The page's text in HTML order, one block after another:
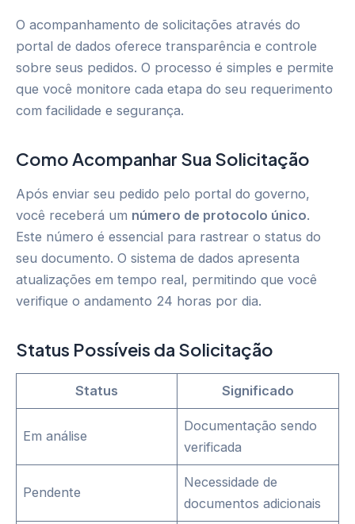
O acompanhamento de solicitações através do
portal de dados oferece transparência e controle
sobre seus pedidos. O processo é simples e permite
que você monitore cada etapa do seu requerimento
com facilidade e segurança.
Como Acompanhar Sua Solicitação
Após enviar seu pedido pelo portal do governo,
você receberá um número de protocolo único.
Este número é essencial para rastrear o status do
seu documento. O sistema de dados apresenta
atualizações em tempo real, permitindo que você
verifique o andamento 24 horas por dia.
Status Possíveis da Solicitação
Status Significado
Em análise
Documentação sendo
verificada
Pendente
Necessidade de
documentos adicionais